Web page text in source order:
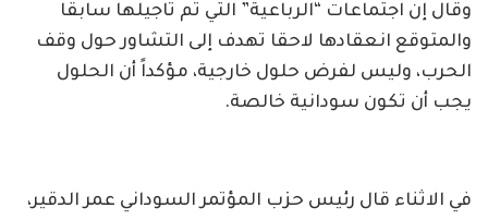
وقال إن اجتماعات “الرباعية” التي تم تاجيلها سابقا
والمتوقع انعقادها لاحقا تهدف إلى التشاور حول وقف
الحرب، وليس لفرض حلول خارجية، مؤكداً أن الحلول
يجب أن تكون سودانية خالصة.
في الاثناء قال رئيس حزب المؤتمر السوداني عمر الدقير،